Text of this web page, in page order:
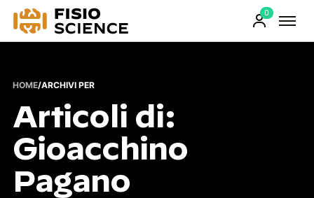
0
Prodotti
HOME/ARCHIVI PER
Articoli di:
Gioacchino
Pagano